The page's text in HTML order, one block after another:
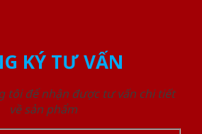
KÝ TƯ VẤN
tôi để nhận được tư vấn chi tiết
về sản phẩm